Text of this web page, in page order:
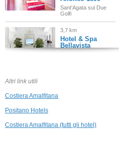
Sant'Agata sui Due
Golfi
3,7 km
Hotel & Spa
Bellavista
Francischiello
4,3 km
Altri link utili
Costiera Amalfitana
Positano Hotels
Costiera Amalfitana (tutti gli hotel)